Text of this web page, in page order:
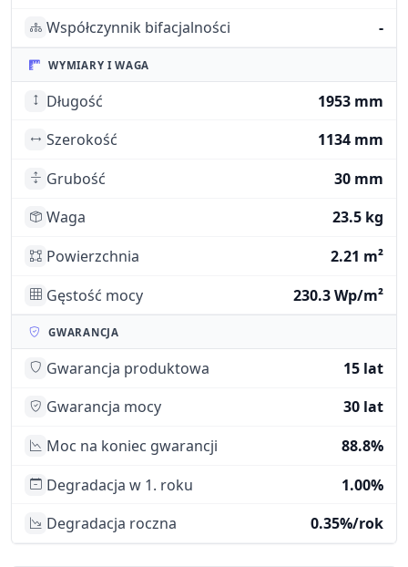
Współczynnik bifacjalności
-
WYMIARY I WAGA
Długość
1953 mm
Szerokość
1134 mm
Grubość
30 mm
Waga
23.5 kg
Powierzchnia
2.21 m²
Gęstość mocy
230.3 Wp/m²
GWARANCJA
Gwarancja produktowa
15 lat
Gwarancja mocy
30 lat
Moc na koniec gwarancji
88.8%
Degradacja w 1. roku
1.00%
Degradacja roczna
0.35%/rok